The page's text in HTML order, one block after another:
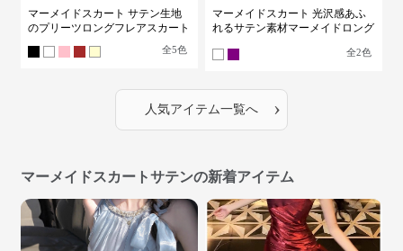
マーメイドスカート サテン生地
のプリーツロングフレアスカート
全5色
マーメイドスカート 光沢感あふ
れるサテン素材マーメイドロング
全2色
人気アイテム一覧へ ›
マーメイドスカートサテンの新着アイテム